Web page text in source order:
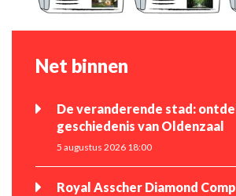
Net binnen
De veranderende stad: ontdek 400
geschiedenis van Oldenzaal
5 augustus 2026 18:00
Royal Asscher Diamond